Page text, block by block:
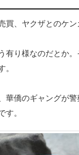
、ヤクザとのケン
り様なのだとか
。
僑のギャングが
す。